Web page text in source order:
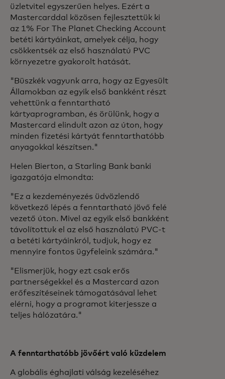
üzletvitel egyszerűen helyes. Ezért a
Mastercarddal közösen fejlesztettük ki
az 1% For The Planet Checking Account
betéti kártyáinkat, amelyek célja, hogy
csökkentsék az első használatú PVC
környezetre gyakorolt hatását.
"Büszkék vagyunk arra, hogy az Egyesült
Államokban az egyik első bankként részt
vehettünk a fenntartható
kártyaprogramban, és örülünk, hogy a
Mastercard elindult azon az úton, hogy
minden fizetési kártyát fenntarthatóbb
anyagokkal készítsen."
Helen Bierton, a Starling Bank banki
igazgatója elmondta:
"Ez a kezdeményezés üdvözlendő
következő lépés a fenntartható jövő felé
vezető úton. Mivel az egyik első bankként
távolítottuk el az első használatú PVC-t
a betéti kártyáinkról, tudjuk, hogy ez
mennyire fontos ügyfeleink számára."
"Elismerjük, hogy ezt csak erős
partnerségekkel és a Mastercard azon
erőfeszítéseinek támogatásával lehet
elérni, hogy a programot kiterjessze a
teljes hálózatára."
A fenntarthatóbb jövőért való küzdelem
A globális éghajlati válság kezeléséhez